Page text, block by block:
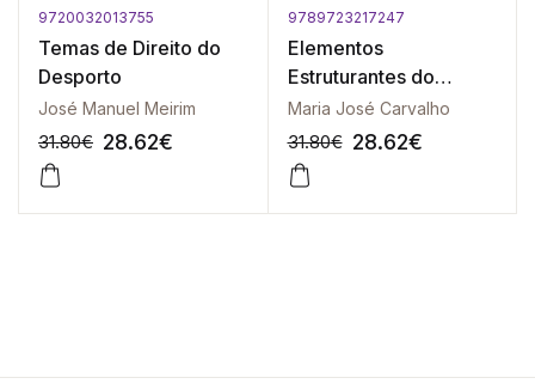
9720032013755
Temas de Direito do
Desporto
José Manuel Meirim
31.80€ 28.62€
9789723217247
Elementos
Estruturantes do
Regime Jurídico do
Desporto Profissional
em Portugal
Maria José Carvalho
31.80€ 28.62€